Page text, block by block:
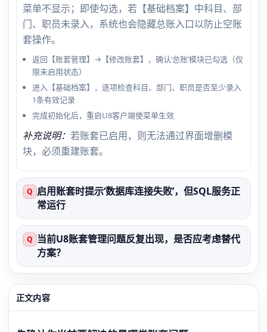
菜单不显示；即使勾选，若【基础档案】中科目、部
门、职员未录入，系统也会隐藏总账入口以防止空账
套操作。
返回【账套管理】→【修改账套】，确认‘总账’模块已勾选（仅
限未启用状态）
进入【基础档案】，逐项检查科目、部门、职员是否至少录入
1条有效记录
完成初始化后，重启U8客户端使菜单生效
补充说明： 若账套已启用，则无法通过界面增删模
块，必须重建账套。
Q 启用账套时提示‘数据库连接失败’，但SQL服务正
常运行
Q 当前U8账套管理问题反复出现，是否应考虑替代
方案？
正文内容